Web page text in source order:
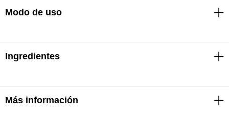
· FPS50+
Modo de uso
equivalente a dos dedos de producto antes de la
Ingredientes
· Ácido hialurónico
Más información